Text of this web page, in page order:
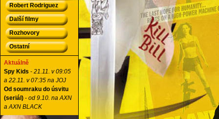
Robert Rodriguez
Další filmy
Rozhovory
Ostatní
Aktuálně
Spy Kids - 21.11. v 09:05
a 22.11. v 07:35 na JOJ
Od soumraku do úsvitu
(seriál) - od 9.10. na AXN
a AXN BLACK